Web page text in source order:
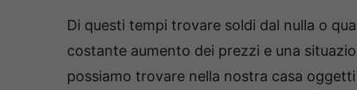
Di questi tempi trovare soldi dal nulla o
costante aumento dei prezzi e una
possiamo trovare nella nostra casa